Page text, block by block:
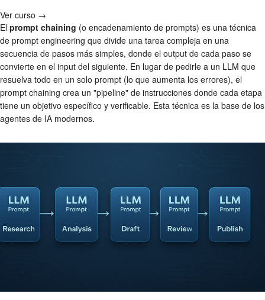
Ver curso →
El prompt chaining (o encadenamiento de prompts) es una técnica
de prompt engineering que divide una tarea compleja en una
secuencia de pasos más simples, donde el output de cada paso se
convierte en el input del siguiente. En lugar de pedirle a un LLM que
resuelva todo en un solo prompt (lo que aumenta los errores), el
prompt chaining crea un "pipeline" de instrucciones donde cada etapa
tiene un objetivo específico y verificable. Esta técnica es la base de los
agentes de IA modernos.